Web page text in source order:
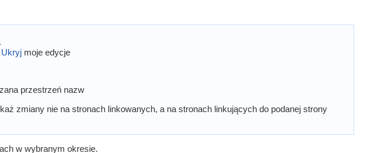
Ukryj moje edycje
przestrzeń nazw
zmiany nie na stronach linkowanych, a na stronach linkujących do podanej strony
w wybranym okresie.